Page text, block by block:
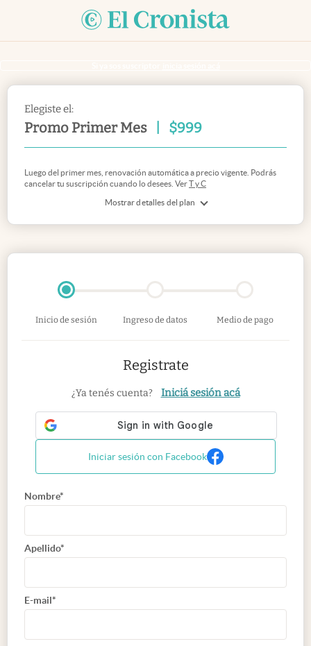
Elegiste el:
Promo Primer Mes $999
Mostrar detalles del plan
Luego del primer mes, renovación automática a precio vigente. Podrás
cancelar tu suscripción cuando lo desees. VerT y C
Inicio de sesión Ingreso de datos Medio de pago
Registrate
¿Ya tenés cuenta? Iniciá sesión acá
Iniciar sesión con Facebook
Nombre*
Apellido*
E-mail*